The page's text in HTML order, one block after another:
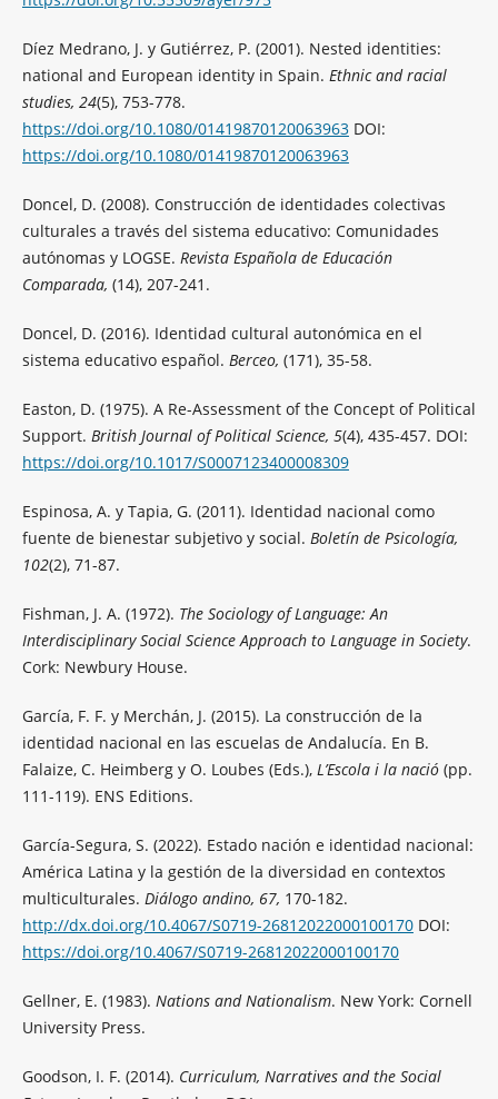
Díez Medrano, J. y Gutiérrez, P. (2001). Nested identities:
national and European identity in Spain. Ethnic and racial
studies, 24(5), 753-778.
https://doi.org/10.1080/01419870120063963DOI:
https://doi.org/10.1080/01419870120063963
Doncel, D. (2008). Construcción de identidades colectivas
culturales a través del sistema educativo: Comunidades
autónomas y LOGSE. Revista Española de Educación
Comparada, (14), 207-241.
Doncel, D. (2016). Identidad cultural autonómica en el
sistema educativo español. Berceo, (171), 35-58.
Easton, D. (1975). A Re-Assessment of the Concept of Political
Support. British Journal of Political Science, 5(4), 435-457. DOI:
https://doi.org/10.1017/S0007123400008309
Espinosa, A. y Tapia, G. (2011). Identidad nacional como
fuente de bienestar subjetivo y social. Boletín de Psicología,
102(2), 71-87.
Fishman, J. A. (1972). The Sociology of Language: An
Interdisciplinary Social Science Approach to Language in Society.
Cork: Newbury House.
García, F. F. y Merchán, J. (2015). La construcción de la
identidad nacional en las escuelas de Andalucía. En B.
Falaize, C. Heimberg y O. Loubes (Eds.), L’Escola i la nació (pp.
111-119). ENS Editions.
García-Segura, S. (2022). Estado nación e identidad nacional:
América Latina y la gestión de la diversidad en contextos
multiculturales. Diálogo andino, 67, 170-182.
http://dx.doi.org/10.4067/S0719-26812022000100170DOI:
https://doi.org/10.4067/S0719-26812022000100170
Gellner, E. (1983). Nations and Nationalism. New York: Cornell
University Press.
Goodson, I. F. (2014). Curriculum, Narratives and the Social